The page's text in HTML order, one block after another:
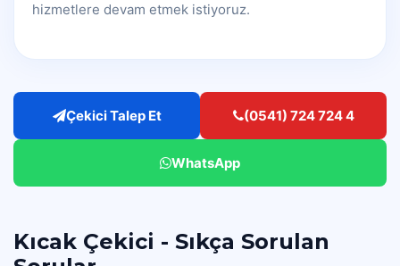
hizmetlere devam etmek istiyoruz.
Çekici Talep Et (0541) 724 724 4
WhatsApp
Kıcak Çekici - Sıkça Sorulan